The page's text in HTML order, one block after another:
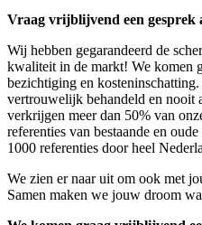
Vraag vrijblijvend een gesprek
Wij hebben gegarandeerd de
kwaliteit in de markt! We komen
bezichtiging en
vertrouwelijk behandeld en nooit
verkrijgen meer dan 50% van
referenties van bestaande en
1000 referenties door heel
We zien er naar uit om ook met
Samen maken we jouw droom